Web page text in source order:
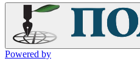
Powered by